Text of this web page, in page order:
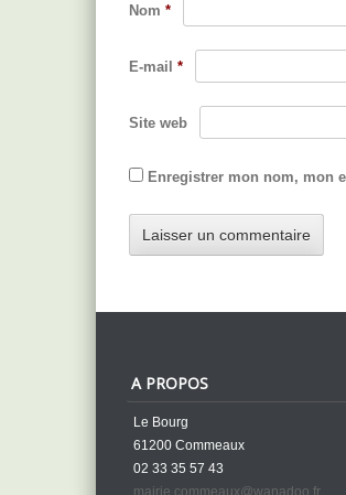
Nom *
E-mail *
Site web
Enregistrer mon nom, mon
A PROPOS
Le Bourg
61200 Commeaux
02 33 35 57 43
mairie.commeaux@wanadoo.fr